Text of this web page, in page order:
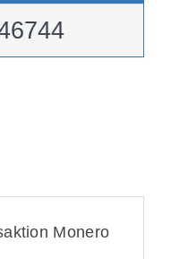
Monero